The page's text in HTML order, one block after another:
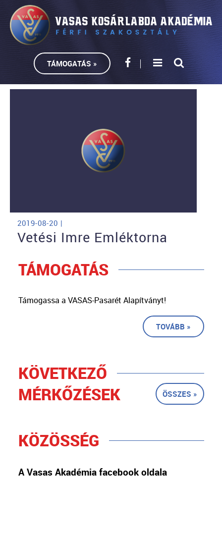
TÁMOGATÁS »
2019-08-20 |
Vetési Imre Emléktorna
TÁMOGATÁS
Támogassa a VASAS-Pasarét Alapítványt!
TOVÁBB »
KÖVETKEZŐ
MÉRKŐZÉSEK
ÖSSZES »
KÖZÖSSÉG
A Vasas Akadémia facebook oldala